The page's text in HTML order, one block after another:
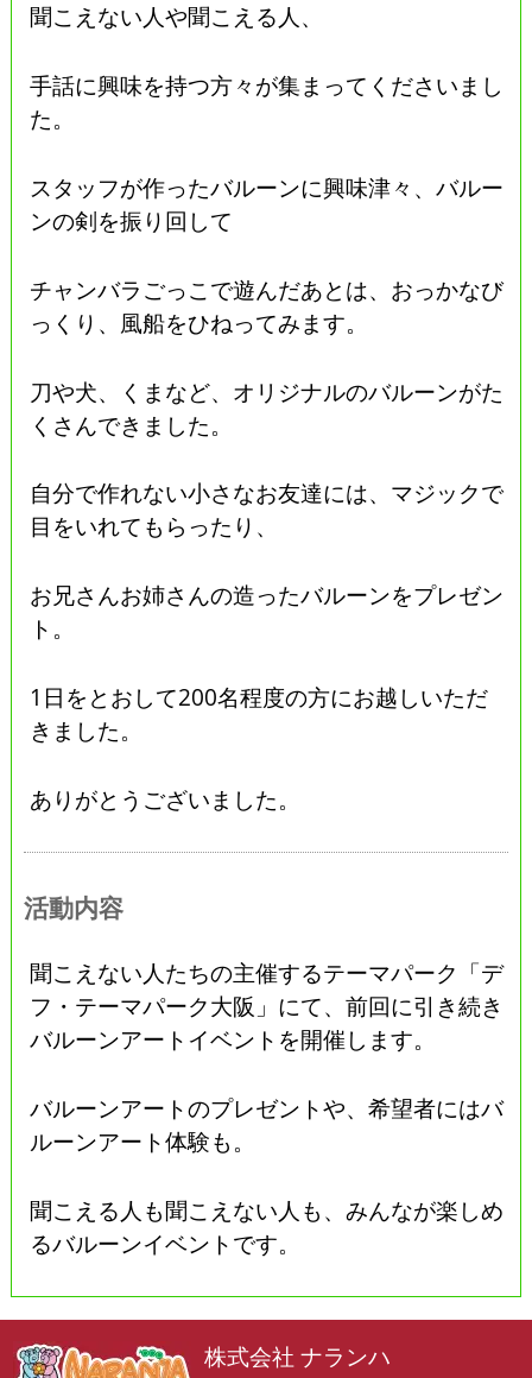
聞こえない人や聞こえる人、
手話に興味を持つ方々が集まってくださいまし
た。
スタッフが作ったバルーンに興味津々、バルー
ンの剣を振り回して
チャンバラごっこで遊んだあとは、おっかなび
っくり、風船をひねってみます。
刀や犬、くまなど、オリジナルのバルーンがた
くさんできました。
自分で作れない小さなお友達には、マジックで
目をいれてもらったり、
お兄さんお姉さんの造ったバルーンをプレゼン
ト。
1日をとおして200名程度の方にお越しいただ
きました。
ありがとうございました。
活動内容
聞こえない人たちの主催するテーマパーク「デ
フ・テーマパーク大阪」にて、前回に引き続き
バルーンアートイベントを開催します。
バルーンアートのプレゼントや、希望者にはバ
ルーンアート体験も。
聞こえる人も聞こえない人も、みんなが楽しめ
るバルーンイベントです。
株式会社 ナランハ